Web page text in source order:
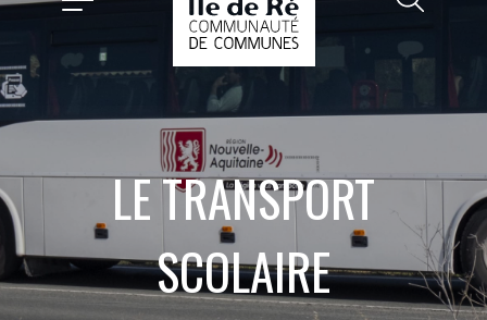
LE TRANSPORT
SCOLAIRE